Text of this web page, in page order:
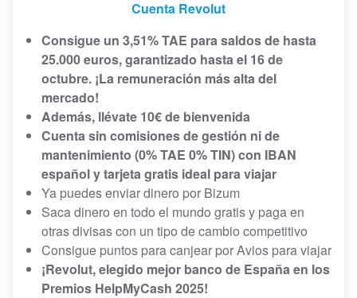
Cuenta Revolut
Consigue un 3,51% TAE para saldos de hasta
25.000 euros, garantizado hasta el 16 de
octubre. ¡La remuneración más alta del
mercado!
Además, llévate 10€ de bienvenida
Cuenta sin comisiones de gestión ni de
mantenimiento (0% TAE 0% TIN) con IBAN
español y tarjeta gratis ideal para viajar
Ya puedes enviar dinero por Bizum
Saca dinero en todo el mundo gratis y paga en
otras divisas con un tipo de cambio competitivo
Consigue puntos para canjear por Avios para viajar
¡Revolut, elegido mejor banco de España en los
Premios HelpMyCash 2025!